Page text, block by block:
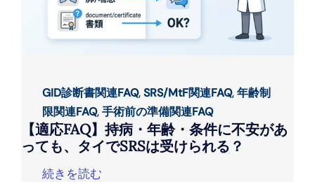
GID診断書関連FAQ,SRS/MtF関連FAQ,年齢制
限関連FAQ,手術前の準備関連FAQ
【適応FAQ】持病・年齢・条件に不安があ
っても、タイでSRSは受けられる？
続きを読む